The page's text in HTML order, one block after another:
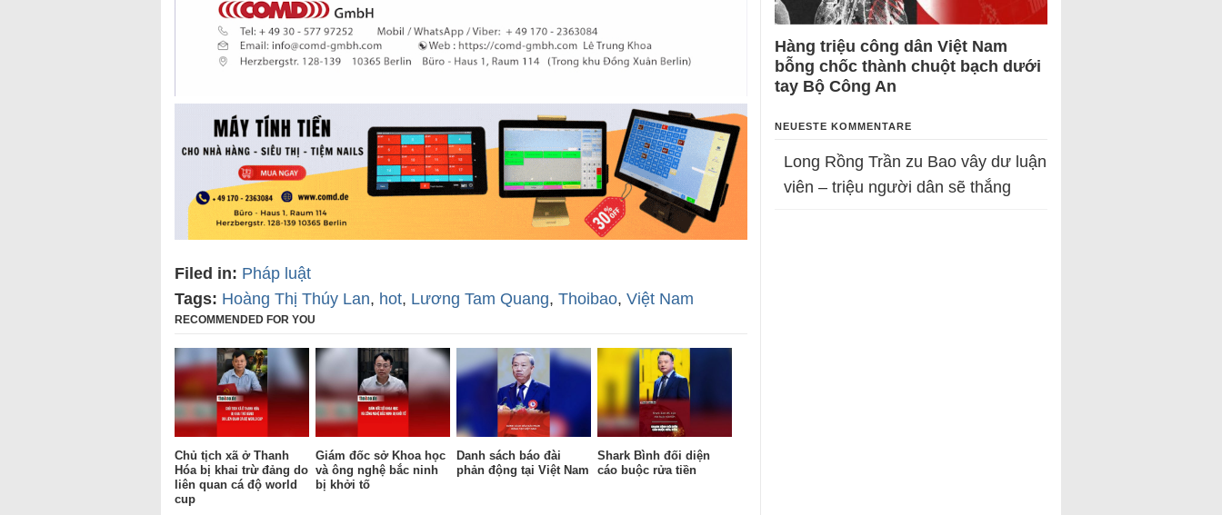
Filed in: Pháp luật
Tags: Hoàng Thị Thúy Lan, hot, Lương Tam Quang, Thoibao, Việt Nam
RECOMMENDED FOR YOU
Chủ tịch xã ở Thanh
Hóa bị khai trừ đảng do
liên quan cá độ world
cup
Giám đốc sở Khoa học
và ông nghệ bắc ninh
bị khởi tố
Danh sách báo đài
phản động tại Việt Nam
Shark Bình đối diện
cáo buộc rửa tiền
Hàng triệu công dân Việt Nam
bỗng chốc thành chuột bạch dưới
tay Bộ Công An
NEUESTE KOMMENTARE
Long Rồng Trần zu Bao vây dư luận
viên – triệu người dân sẽ thắng